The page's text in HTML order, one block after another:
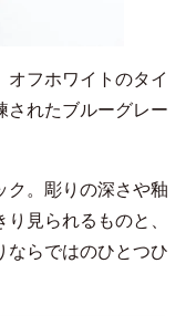
オフホワイトのタイ
されたブルーグレー
ク。彫りの深さや釉
見られるものと、
ならではのひとつひ